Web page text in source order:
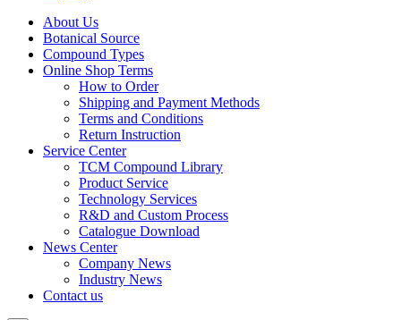
About Us
Botanical Source
Compound Types
Online Shop Terms
How to Order
Shipping and Payment Methods
Terms and Conditions
Return Instruction
Service Center
TCM Compound Library
Product Service
Technology Services
R&D and Custom Process
Catalogue Download
News Center
Company News
Industry News
Contact us